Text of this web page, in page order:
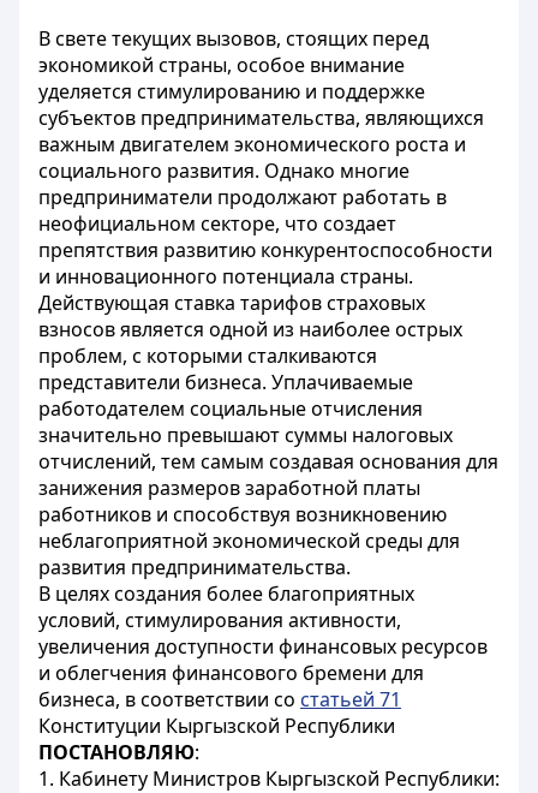
В свете текущих вызовов, стоящих перед
экономикой страны, особое внимание
уделяется стимулированию и поддержке
субъектов предпринимательства, являющихся
важным двигателем экономического роста и
социального развития. Однако многие
предприниматели продолжают работать в
неофициальном секторе, что создает
препятствия развитию конкурентоспособности
и инновационного потенциала страны.
Действующая ставка тарифов страховых
взносов является одной из наиболее острых
проблем, с которыми сталкиваются
представители бизнеса. Уплачиваемые
работодателем социальные отчисления
значительно превышают суммы налоговых
отчислений, тем самым создавая основания для
занижения размеров заработной платы
работников и способствуя возникновению
неблагоприятной экономической среды для
развития предпринимательства.
В целях создания более благоприятных
условий, стимулирования активности,
увеличения доступности финансовых ресурсов
и облегчения финансового бремени для
бизнеса, в соответствии со статьей 71
Конституции Кыргызской Республики
ПОСТАНОВЛЯЮ:
1. Кабинету Министров Кыргызской Республики: